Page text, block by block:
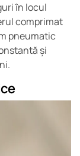
în locul
comprimat
pneumatic
și